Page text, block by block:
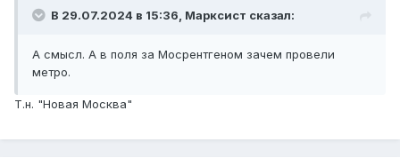
В 29.07.2024 в 15:36, Марксист сказал:
А смысл. А в поля за Мосрентгеном зачем провели
метро.
Т.н. "Новая Москва"